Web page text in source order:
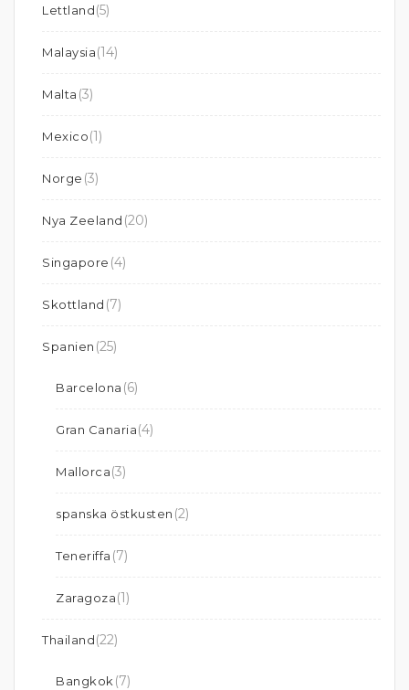
Lettland(5)
Malaysia(14)
Malta (3)
Mexico(1)
Norge (3)
Nya Zeeland (20)
Singapore (4)
Skottland (7)
Spanien (25)
Barcelona (6)
Gran Canaria(4)
Mallorca(3)
spanska östkusten (2)
Teneriffa (7)
Zaragoza(1)
Thailand(22)
Bangkok (7)